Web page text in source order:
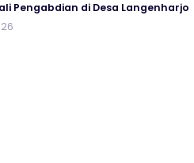
Pengabdian di Desa Langenharjo